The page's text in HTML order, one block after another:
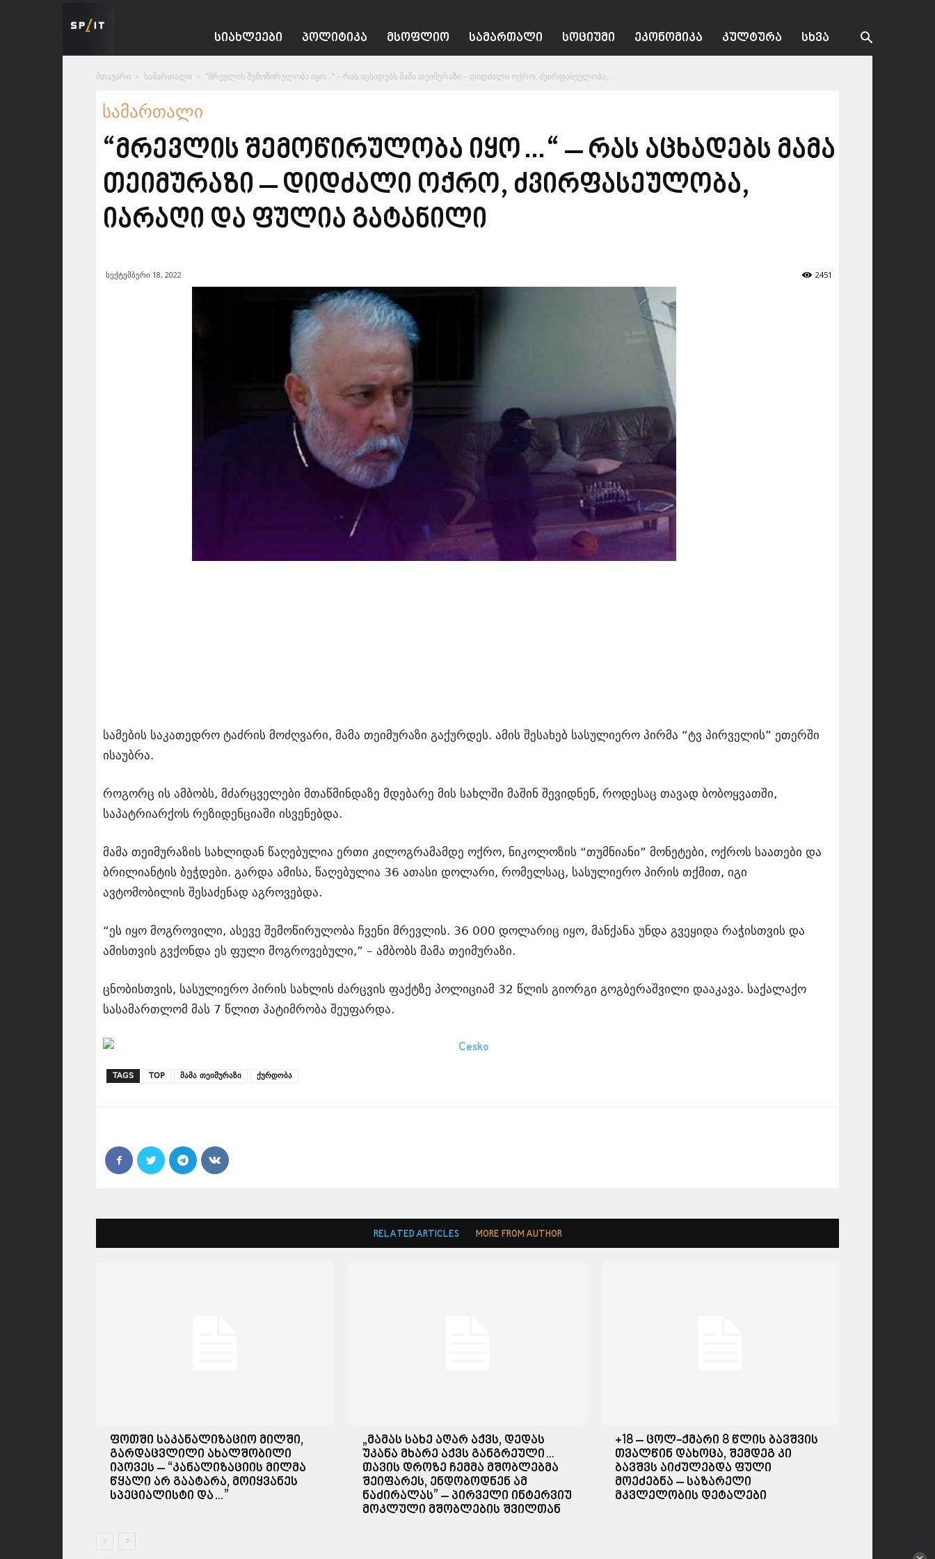
ᲡᲘᲐᲮᲚᲔᲔᲑᲘ ᲞᲝᲚᲘᲢᲘᲙᲐ ᲛᲡᲝᲤᲚᲘᲝ ᲡᲐᲛᲐᲠᲗᲐᲚᲘ ᲡᲝᲪᲘᲣᲛᲘ ᲔᲙᲝᲜᲝᲛᲘᲙᲐ ᲙᲣᲚᲢᲣᲠᲐ ᲡᲮᲕᲐ
მთავარი სამართალი “მრევლის შემოწირულობა იყო…“ – რას აცხადებს მამა თეიმურაზი – დიდძალი ოქრო, ძვირფასეულობა,...
სამართალი
“მრევლის შემოწირულობა იყო…“ – რას აცხადებს მამა
თეიმურაზი – დიდძალი ოქრო, ძვირფასეულობა,
იარაღი და ფულია გატანილი
სექტემბერი 18, 2022 2451
სამების საკათედრო ტაძრის მოძღვარი, მამა თეიმურაზი გაქურდეს. ამის შესახებ სასულიერო პირმა “ტვ პირველის” ეთერში
ისაუბრა.
როგორც ის ამბობს, მძარცველები მთაწმინდაზე მდებარე მის სახლში მაშინ შევიდნენ, როდესაც თავად ბობოყვათში,
საპატრიარქოს რეზიდენციაში ისვენებდა.
მამა თეიმურაზის სახლიდან წაღებულია ერთი კილოგრამამდე ოქრო, ნიკოლოზის “თუმნიანი” მონეტები, ოქროს საათები და
ბრილიანტის ბეჭდები. გარდა ამისა, წაღებულია 36 ათასი დოლარი, რომელსაც, სასულიერო პირის თქმით, იგი
ავტომობილის შესაძენად აგროვებდა.
“ეს იყო მოგროვილი, ასევე შემოწირულობა ჩვენი მრევლის. 36 000 დოლარიც იყო, მანქანა უნდა გვეყიდა რაჭისთვის და
ამისთვის გვქონდა ეს ფული მოგროვებული,” – ამბობს მამა თეიმურაზი.
ცნობისთვის, სასულიერო პირის სახლის ძარცვის ფაქტზე პოლიციამ 32 წლის გიორგი გოგბერაშვილი დააკავა. საქალაქო
სასამართლომ მას 7 წლით პატიმრობა შეუფარდა.
TAGS TOP მამა თეიმურაზი ქურდობა
RELATED ARTICLES MORE FROM AUTHOR
ფოთში საკანალიზაციო მილში,
გარდაცვლილი ახალშობილი
იპოვეს – “კანალიზაციის მილმა
წყალი არ გაატარა, მოიყვანეს
სპეციალისტი და…”
„მა­მას სახე აღარ აქვს, დე­დას
უკა­ნა მხა­რე აქვს გან­გრე­უ­ლი…
თავის დროზე ჩემმა მშობლებმა
შეიფარეს, ენდობოდნენ ამ
ნაძირალას” – პირველი ინტერვიუ
მოკლული მშობლების შვილთან
+18 – ცოლ-ქმარი 8 წლის ბავშვის
თვალწინ დახოცა, შემდეგ კი
ბავშვს აიძულებდა ფული
მოეძებნა – საზარელი
მკვლელობის დეტალები